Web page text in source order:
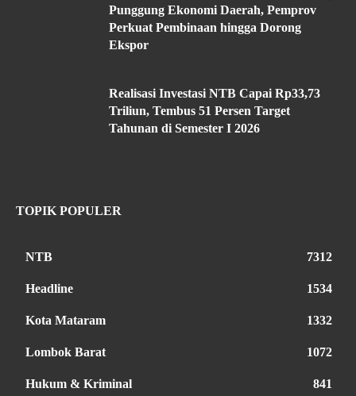
Punggung Ekonomi Daerah, Pemprov
Perkuat Pembinaan hingga Dorong
Ekspor
Realisasi Investasi NTB Capai Rp33,73
Triliun, Tembus 51 Persen Target
Tahunan di Semester I 2026
TOPIK POPULER
NTB 7312
Headline 1534
Kota Mataram 1332
Lombok Barat 1072
Hukum & Kriminal 841